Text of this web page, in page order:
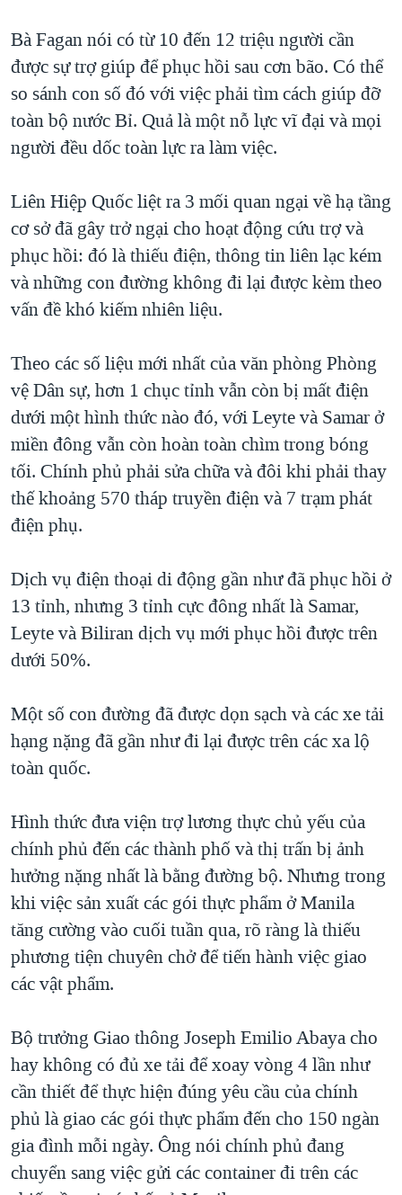
Bà Fagan nói có từ 10 đến 12 triệu người cần
được sự trợ giúp để phục hồi sau cơn bão. Có thể
so sánh con số đó với việc phải tìm cách giúp đỡ
toàn bộ nước Bỉ. Quả là một nỗ lực vĩ đại và mọi
người đều dốc toàn lực ra làm việc.
Liên Hiệp Quốc liệt ra 3 mối quan ngại về hạ tầng
cơ sở đã gây trở ngại cho hoạt động cứu trợ và
phục hồi: đó là thiếu điện, thông tin liên lạc kém
và những con đường không đi lại được kèm theo
vấn đề khó kiếm nhiên liệu.
Theo các số liệu mới nhất của văn phòng Phòng
vệ Dân sự, hơn 1 chục tỉnh vẫn còn bị mất điện
dưới một hình thức nào đó, với Leyte và Samar ở
miền đông vẫn còn hoàn toàn chìm trong bóng
tối. Chính phủ phải sửa chữa và đôi khi phải thay
thế khoảng 570 tháp truyền điện và 7 trạm phát
điện phụ.
Dịch vụ điện thoại di động gần như đã phục hồi ở
13 tỉnh, nhưng 3 tỉnh cực đông nhất là Samar,
Leyte và Biliran dịch vụ mới phục hồi được trên
dưới 50%.
Một số con đường đã được dọn sạch và các xe tải
hạng nặng đã gần như đi lại được trên các xa lộ
toàn quốc.
Hình thức đưa viện trợ lương thực chủ yếu của
chính phủ đến các thành phố và thị trấn bị ảnh
hưởng nặng nhất là bằng đường bộ. Nhưng trong
khi việc sản xuất các gói thực phẩm ở Manila
tăng cường vào cuối tuần qua, rõ ràng là thiếu
phương tiện chuyên chở để tiến hành việc giao
các vật phẩm.
Bộ trưởng Giao thông Joseph Emilio Abaya cho
hay không có đủ xe tải để xoay vòng 4 lần như
cần thiết để thực hiện đúng yêu cầu của chính
phủ là giao các gói thực phẩm đến cho 150 ngàn
gia đình mỗi ngày. Ông nói chính phủ đang
chuyển sang việc gửi các container đi trên các